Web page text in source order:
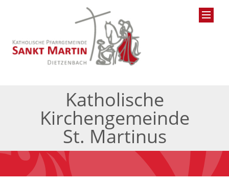
Katholische
Kirchengemeinde
St. Martinus